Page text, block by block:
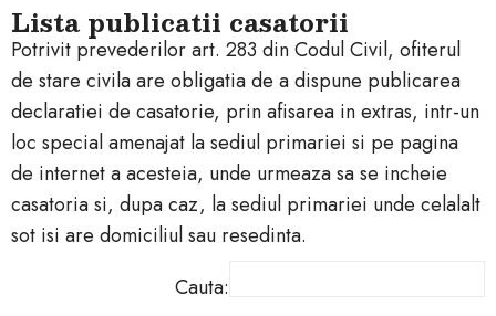
Lista publicatii casatorii
Potrivit prevederilor art. 283 din Codul Civil, ofiterul
de stare civila are obligatia de a dispune publicarea
declaratiei de casatorie, prin afisarea in extras, intr-un
loc special amenajat la sediul primariei si pe pagina
de internet a acesteia, unde urmeaza sa se incheie
casatoria si, dupa caz, la sediul primariei unde celalalt
sot isi are domiciliul sau resedinta.
Cauta: